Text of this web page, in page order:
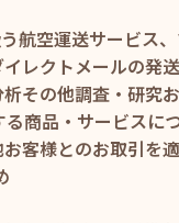
航空運送サービス
レクトメールの発
その他調査・研究
商品・サービスに
客様とのお取引を